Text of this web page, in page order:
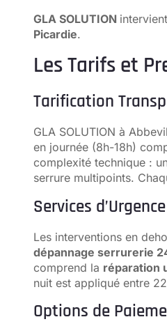
GLA SOLUTION
Picardie.
Les Tarifs et
Tarification
GLA SOLUTION à
en journée (8h-18h)
complexité technique :
serrure multipoints.
Services
Les interventions en
dépannage serrurerie
comprend la réparation
nuit est appliqué entre
Options de